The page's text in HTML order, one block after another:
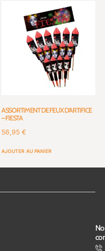
ASSORTIMENT DE FEUX D’ARTIFICE
– FIESTA
56,95 €
AJOUTER AU PANIER